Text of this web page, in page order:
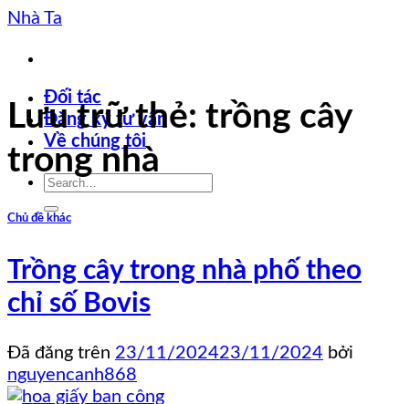
Chuyển
nội
Nhà Ta
Đối tác
Đăng ký tư vấn
Về chúng tôi
Lưu trữ thẻ: trồng cây
trong nhà
Chủ đề khác
Trồng cây trong nhà phố theo
chỉ số Bovis
Đã đăng trên 23/11/202423/11/2024 bởi
nguyencanh868